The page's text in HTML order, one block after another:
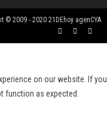
© 2009 - 2020 21DEhoy agenCYA
on our website. If you
function as expected.